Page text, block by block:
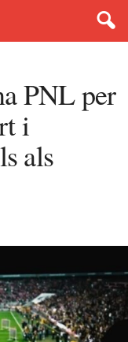
PNL per
i
als